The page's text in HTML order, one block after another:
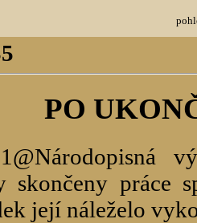
PO
skončeny práce
její náleželo